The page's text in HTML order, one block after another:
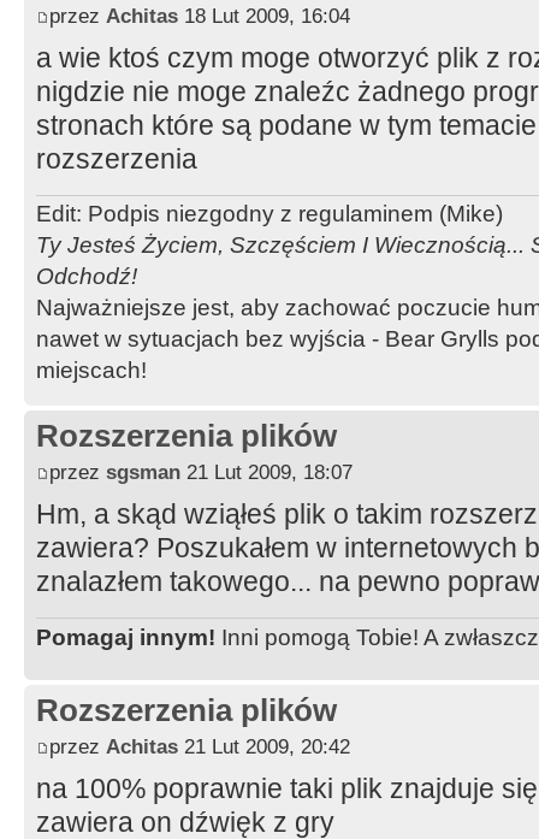
przez Achitas 18 Lut 2009, 16:04
a wie ktoś czym moge otworzyć plik z
nigdzie nie moge znaleźc żadnego
stronach które są podane w tym
rozszerzenia
Edit: Podpis niezgodny z regulaminem (Mike)
Ty Jesteś Życiem, Szczęściem I Wiecznością...
Odchodź!
Najważniejsze jest, aby zachować poczucie
nawet w sytuacjach bez wyjścia - Bear Grylls
miejscach!
Rozszerzenia plików
przez sgsman 21 Lut 2009, 18:07
Hm, a skąd wziąłeś plik o takim
zawiera? Poszukałem w internetowych
znalazłem takowego... na pewno
Pomagaj innym! Inni pomogą Tobie! A
Rozszerzenia plików
przez Achitas 21 Lut 2009, 20:42
na 100% poprawnie taki plik znajduje
zawiera on dźwięk z gry